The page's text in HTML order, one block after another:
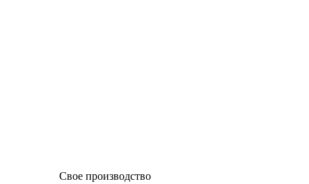
Свое производство